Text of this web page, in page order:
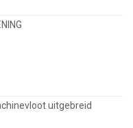
uitgebreid